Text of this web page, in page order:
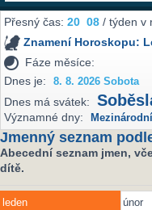
Přesný čas:20 08 / týden v
Znamení Horoskopu:
Fáze měsíce:
Dnes je:
8. 8. 2026 Sobota
Dnes má svátek:
Významné dny:
Jmenný seznam
Abecední seznam jmen,
dítě.
leden únor